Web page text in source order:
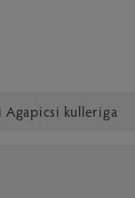
Agapicsi kulleriga